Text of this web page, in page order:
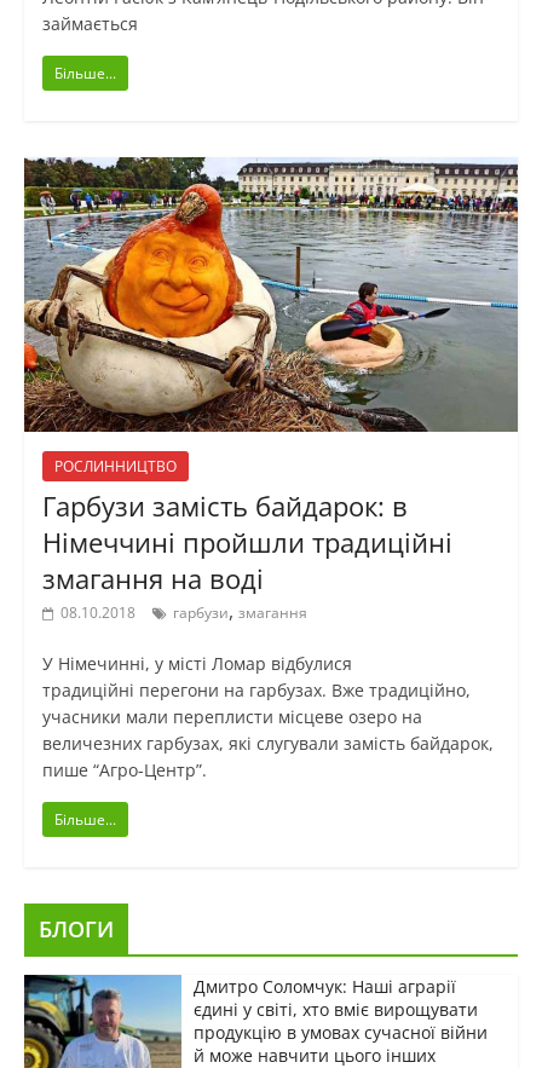
займається
Більше...
РОСЛИННИЦТВО
Гарбузи замість байдарок: в
Німеччині пройшли традиційні
змагання на воді
08.10.2018 гарбузи, змагання
У Німечинні, у місті Ломар відбулися
традиційні перегони на гарбузах. Вже традиційно,
учасники мали переплисти місцеве озеро на
величезних гарбузах, які слугували замість байдарок,
пише “Агро-Центр”.
Більше...
БЛОГИ
Дмитро Соломчук: Наші аграрії
єдині у світі, хто вміє вирощувати
продукцію в умовах сучасної війни
й може навчити цього інших